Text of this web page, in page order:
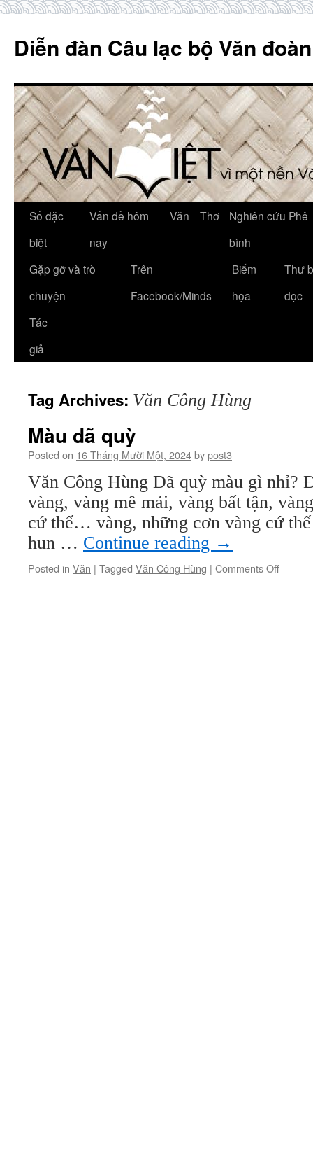
content
Diễn đàn Câu lạc bộ Văn
Số đặc
biệt
Vấn đề hôm
nay
Văn Thơ
Nghiên cứu Phê
bình
Gặp gỡ và trò
chuyện
Trên
Facebook/Minds
Biếm
họa
Thư
đọc
Tác
giả
Tag Archives: Văn Công Hùng
Màu dã quỳ
Posted on 16 Tháng Mười Một, 2024bypost3
Văn Công Hùng Dã quỳ màu gì nhỉ?
vàng, vàng mê mải, vàng bất tận,
cứ thế… vàng, những cơn vàng cứ
hun … Continue reading →
Posted in Văn | Tagged Văn Công Hùng | Comments Offon